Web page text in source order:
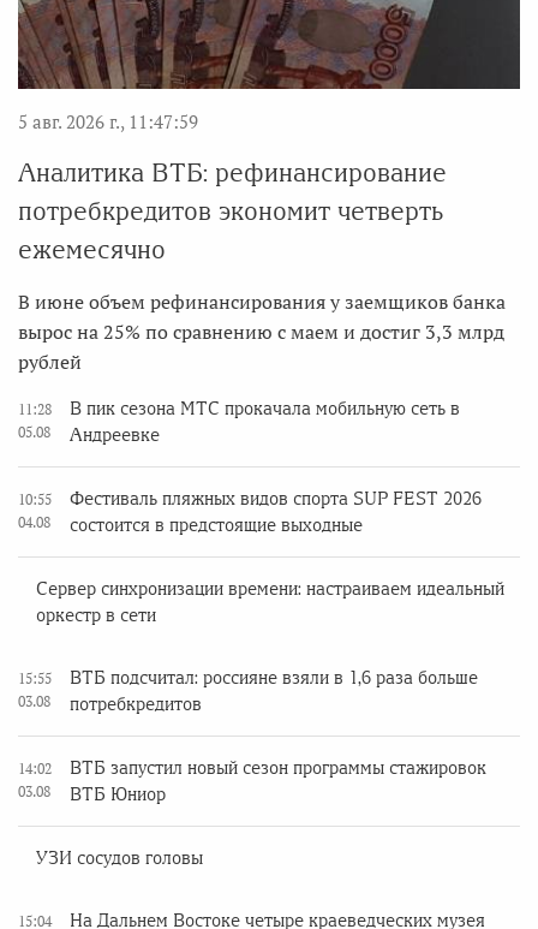
5 авг. 2026 г., 11:47:59
Аналитика ВТБ: рефинансирование
потребкредитов экономит четверть
ежемесячно
В июне объем рефинансирования у заемщиков банка
вырос на 25% по сравнению с маем и достиг 3,3 млрд
рублей
11:28
05.08
В пик сезона МТС прокачала мобильную сеть в
Андреевке
10:55
04.08
Фестиваль пляжных видов спорта SUP FEST 2026
состоится в предстоящие выходные
Сервер синхронизации времени: настраиваем идеальный
оркестр в сети
15:55
03.08
ВТБ подсчитал: россияне взяли в 1,6 раза больше
потребкредитов
14:02
03.08
ВТБ запустил новый сезон программы стажировок
ВТБ Юниор
УЗИ сосудов головы
15:04
На Дальнем Востоке четыре краеведческих музея